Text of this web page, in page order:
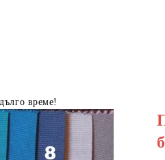
време!